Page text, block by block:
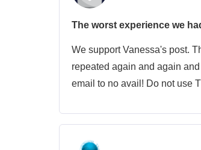
The worst experience we
We support Vanessa's post.
repeated again and again
email to no avail! Do not use